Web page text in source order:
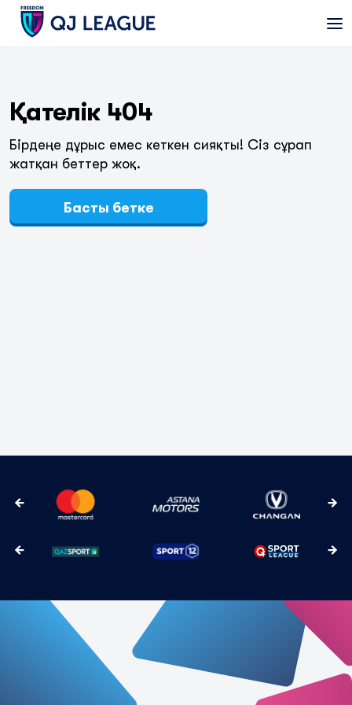
Қателік 404
Бірдеңе дұрыс емес кеткен сияқты! Сіз сұрап
жатқан беттер жоқ.
Басты бетке